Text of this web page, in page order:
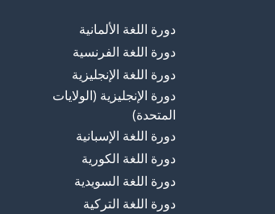
دورة اللغة الألمانية
دورة اللغة الفرنسية
دورة اللغة الإنجليزية
دورة الإنجليزية (الولايات
المتحدة)
دورة اللغة الإسبانية
دورة اللغة الكورية
دورة اللغة السويدية
دورة اللغة التركية